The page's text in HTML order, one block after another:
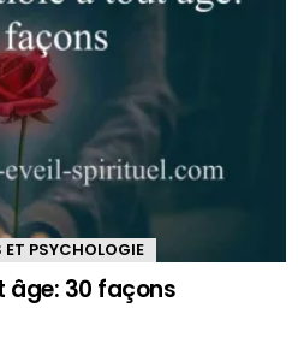
ET PSYCHOLOGIE
âge: 30 façons